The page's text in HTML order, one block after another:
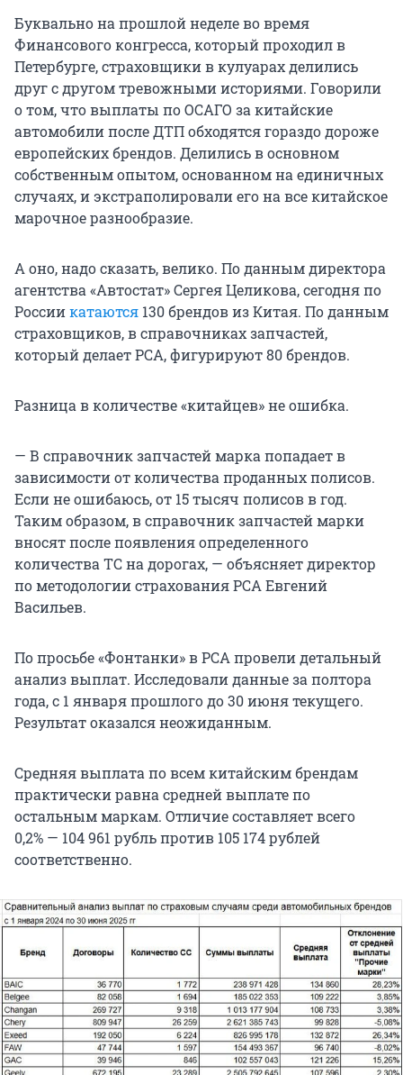
Буквально на прошлой неделе во время
Финансового конгресса, который проходил в
Петербурге, страховщики в кулуарах делились
друг с другом тревожными историями. Говорили
о том, что выплаты по ОСАГО за китайские
автомобили после ДТП обходятся гораздо дороже
европейских брендов. Делились в основном
собственным опытом, основанном на единичных
случаях, и экстраполировали его на все китайское
марочное разнообразие.
А оно, надо сказать, велико. По данным директора
агентства «Автостат» Сергея Целикова, сегодня по
Россиикатаются 130 брендов из Китая. По данным
страховщиков, в справочниках запчастей,
который делает РСА, фигурируют 80 брендов.
Разница в количестве «китайцев» не ошибка.
— В справочник запчастей марка попадает в
зависимости от количества проданных полисов.
Если не ошибаюсь, от 15 тысяч полисов в год.
Таким образом, в справочник запчастей марки
вносят после появления определенного
количества ТС на дорогах, — объясняет директор
по методологии страхования РСА Евгений
Васильев.
По просьбе «Фонтанки» в РСА провели детальный
анализ выплат. Исследовали данные за полтора
года, с 1 января прошлого до 30 июня текущего.
Результат оказался неожиданным.
Средняя выплата по всем китайским брендам
практически равна средней выплате по
остальным маркам. Отличие составляет всего
0,2% — 104 961 рубль против 105 174 рублей
соответственно.